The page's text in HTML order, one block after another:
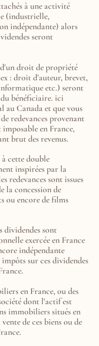
à une activité
(industrielle,
indépendante) alors
seront
droit de propriété
: droit d'auteur, brevet,
etc.) seront
du bénéficiaire. ici
au Canada et que vous
redevances provenant
imposable en France,
brut des revenus.
cette double
inspirées par la
redevances sont issues
la concession de
ou encore de films
dividendes sont
exercée en France
indépendante
sur ces dividendes
en France, ou des
dont l'actif est
immobiliers situés en
de ces biens ou de